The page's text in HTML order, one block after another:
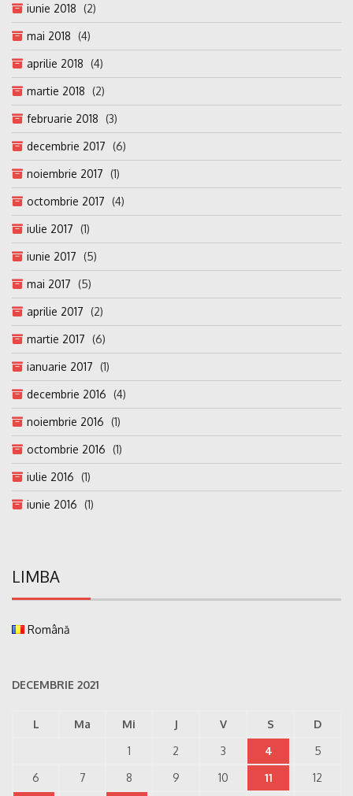
iunie 2018 (2)
mai 2018 (4)
aprilie 2018 (4)
martie 2018 (2)
februarie 2018 (3)
decembrie 2017 (6)
noiembrie 2017 (1)
octombrie 2017 (4)
iulie 2017 (1)
iunie 2017 (5)
mai 2017 (5)
aprilie 2017 (2)
martie 2017 (6)
ianuarie 2017 (1)
decembrie 2016 (4)
noiembrie 2016 (1)
octombrie 2016 (1)
iulie 2016 (1)
iunie 2016 (1)
LIMBA
Română
DECEMBRIE 2021
L Ma Mi J V S
D
1
2 3 4
5
6
7 8 9 10 11 12